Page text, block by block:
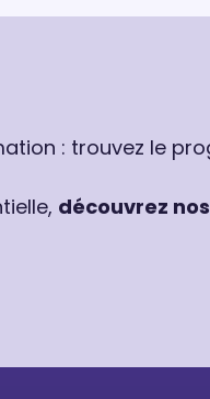
: trouvez le
découvrez